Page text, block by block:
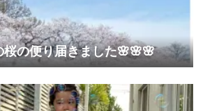
桜の便り届きました🌸🌸🌸